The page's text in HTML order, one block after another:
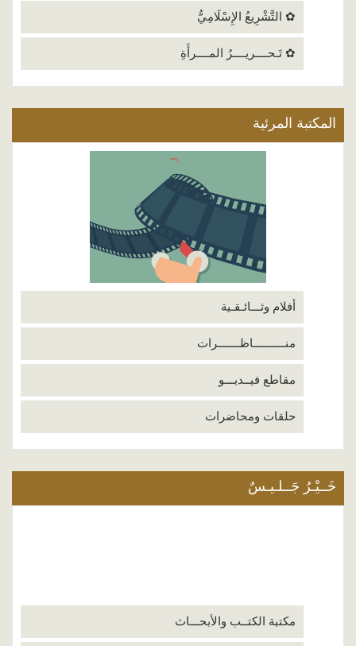
✿ التَّشْرِيعُ الإِسْلَامِيُّ
✿ تَـحــــريــــرُ المــــرأَةِ
المكتبة المرئية
أفلام وثـــائـقـية
منــــــــــاظـــــــرات
مقاطع فيــديـــو
حلقات ومحاضرات
خَــيْـرُ جَــلـيـسٌ
مكتبة الكتــب والأبحـــاث